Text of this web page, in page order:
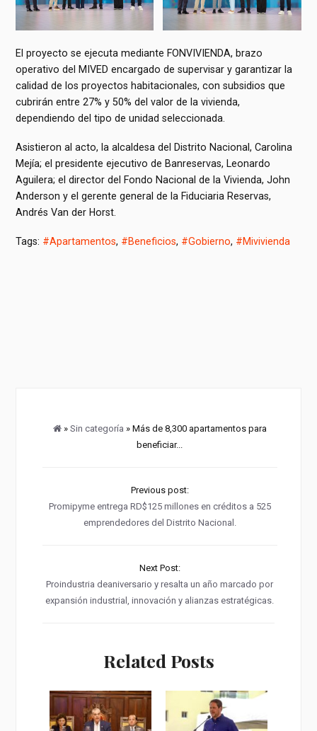
El proyecto se ejecuta mediante FONVIVIENDA, brazo
operativo del MIVED encargado de supervisar y garantizar la
calidad de los proyectos habitacionales, con subsidios que
cubrirán entre 27% y 50% del valor de la vivienda,
dependiendo del tipo de unidad seleccionada.
Asistieron al acto, la alcaldesa del Distrito Nacional, Carolina
Mejía; el presidente ejecutivo de Banreservas, Leonardo
Aguilera; el director del Fondo Nacional de la Vivienda, John
Anderson y el gerente general de la Fiduciaria Reservas,
Andrés Van der Horst.
Tags: #Apartamentos, #Beneficios, #Gobierno, #Mivivienda
» Sin categoría » Más de 8,300 apartamentos para
beneficiar...
Previous post:
Promipyme entrega RD$125 millones en créditos a 525
emprendedores del Distrito Nacional.
Next Post:
Proindustria deaniversario y resalta un año marcado por
expansión industrial, innovación y alianzas estratégicas.
Related Posts